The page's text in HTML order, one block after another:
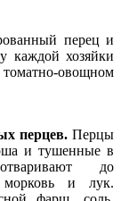
перец и
каждой хозяйки
томатно-овощном
перцев. Перцы
и тушенные в
до
морковь и лук.